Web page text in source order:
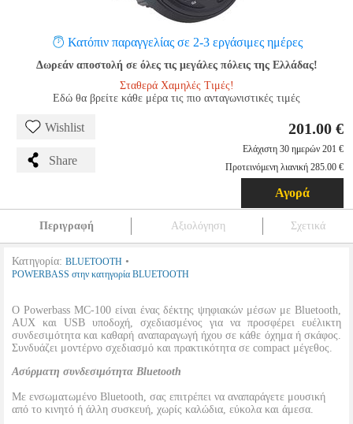
Κατόπιν παραγγελίας σε 2-3 εργάσιμες ημέρες
Δωρεάν αποστολή σε όλες τις μεγάλες πόλεις της Ελλάδας!
Σταθερά Χαμηλές Τιμές!
Εδώ θα βρείτε κάθε μέρα τις πιο ανταγωνιστικές τιμές
Wishlist
Share
201.00 €
Ελάχιστη 30 ημερών 201 €
Προτεινόμενη λιανική 285.00 €
Αγορά
Περιγραφή Αξιολόγηση Σχετικά
Κατηγορία: BLUETOOTH •
POWERBASS στην κατηγορία BLUETOOTH
Ο Powerbass MC-100 είναι ένας δέκτης ψηφιακών μέσων με Bluetooth,
AUX και USB υποδοχή, σχεδιασμένος για να προσφέρει ευέλικτη
συνδεσιμότητα και καθαρή αναπαραγωγή ήχου σε κάθε όχημα ή σκάφος.
Συνδυάζει μοντέρνο σχεδιασμό και πρακτικότητα σε compact μέγεθος.
Ασύρματη συνδεσιμότητα Bluetooth
Με ενσωματωμένο Bluetooth, σας επιτρέπει να αναπαράγετε μουσική
από το κινητό ή άλλη συσκευή, χωρίς καλώδια, εύκολα και άμεσα.